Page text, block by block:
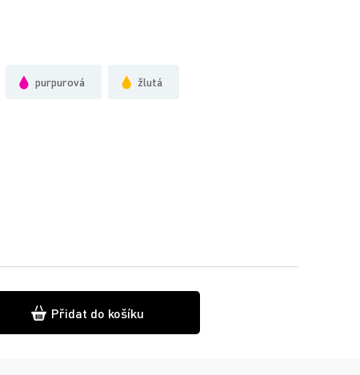
purpurová žlutá
Přidat do košíku